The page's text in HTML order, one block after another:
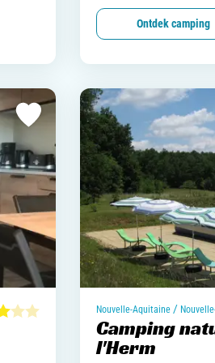
Ontdek camping
Nouvelle-Aquitaine /
Camping
l'Herm